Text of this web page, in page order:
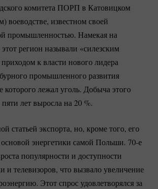
комитета ПОРП в Катовицком
воеводстве, известном своей
промышленностью. Намекая на
регион называли «силезским
к власти нового лидера
промышленного развития
которого лежал уголь. Добыча этого
лет выросла на 20 %.
статьей экспорта, но, кроме того, его
энергетики самой Польши. 70-е
популярности и доступности
и телевизоров, что вызвало увеличение
Этот спрос удовлетворялся за